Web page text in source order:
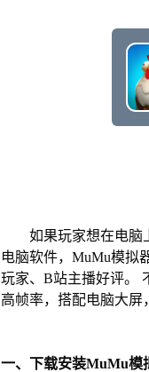
如果玩家想在电脑
电脑软件，MuMu模拟
玩家、B站主播好评。
高帧率，搭配电脑大屏
一、下载安装MuMu模